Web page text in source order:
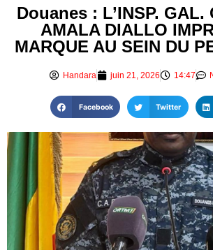
Douanes : L’INSP. GAL.
AMALA DIALLO
MARQUE AU SEIN DU
Handara juin 21, 2026 14:47
Facebook Twitter